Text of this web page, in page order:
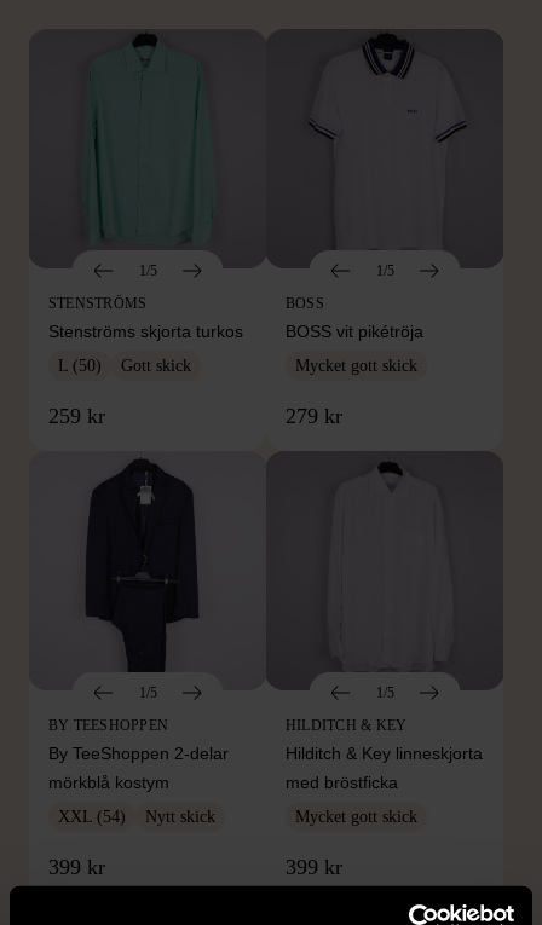
1/5
STENSTRÖMS
Stenströms skjorta turkos
L (50) Gott skick
259 kr
1/5
BOSS
BOSS vit pikétröja
Mycket gott skick
279 kr
1/5
BY TEESHOPPEN
By TeeShoppen 2-delar
mörkblå kostym
XXL (54) Nytt skick
399 kr
1/5
HILDITCH & KEY
Hilditch & Key linneskjorta
med bröstficka
Mycket gott skick
399 kr